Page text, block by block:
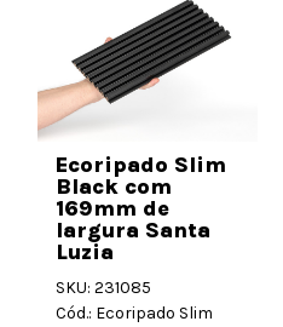
Ecoripado Slim
Black com
169mm de
largura Santa
Luzia
SKU: 231085
Cód.: Ecoripado Slim